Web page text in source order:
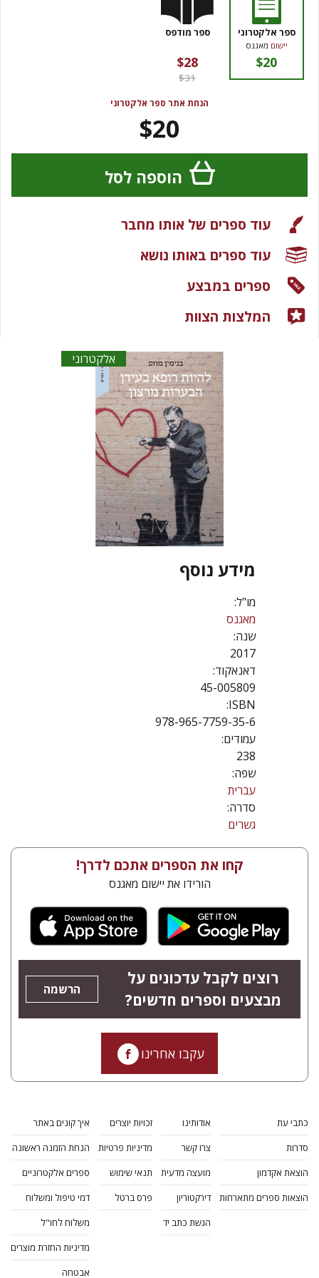
אלקטרוני
מידע נוסף
מו"ל:
מאגנס
שנה:
2017
דאנאקוד:
45-005809
ISBN:
978-965-7759-35-6
עמודים:
238
שפה:
עברית
סדרה:
גשרים
ספר אלקטרוני
יישום מאגנס
$20
ספר מודפס
$28
$31
הנחת אתר ספר אלקטרוני
$20
הוספה לסל
עוד ספרים של אותו מחבר
עוד ספרים באותו נושא
ספרים במבצע
המלצות הצוות
קחו את הספרים אתכם לדרך!
הורידו את יישום מאגנס
רוצים לקבל עדכונים על
מבצעים וספרים חדשים?
הרשמה
עקבו אחרינו
כתבי עת
סדרות
הוצאת אקדמון
הוצאות ספרים מתארחות
אודותינו
צרו קשר
מועצה מדעית
דירקטוריון
הגשת כתב יד
זכויות יוצרים
מדיניות פרטיות
תנאי שימוש
פרס ברטל
איך קונים באתר
הנחת הזמנה ראשונה
ספרים אלקטרוניים
דמי טיפול ומשלוח
משלוח לחו"ל
מדיניות החזרת מוצרים
אבטחה